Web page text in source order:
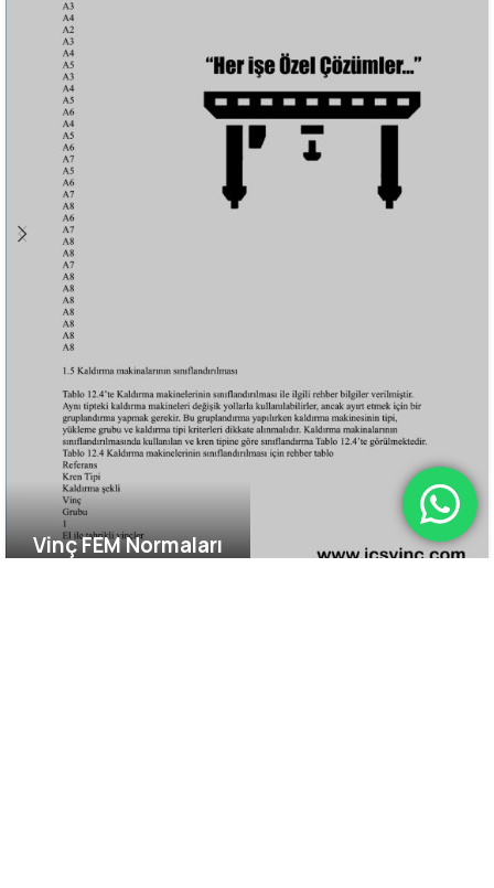
Vinç FEM Normaları